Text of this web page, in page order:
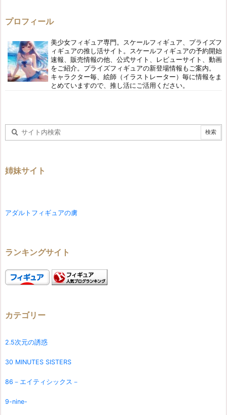
プロフィール
美少女フィギュア専門。スケールフィギュア、プライズフ
ィギュアの推し活サイト。スケールフィギュアの予約開始
速報、販売情報の他、公式サイト、レビューサイト、動画
をご紹介。プライズフィギュアの新登場情報もご案内。
キャラクター毎、絵師（イラストレーター）毎に情報をま
とめていますので、推し活にご活用ください。
姉妹サイト
アダルトフィギュアの虜
ランキングサイト
カテゴリー
2.5次元の誘惑
30 MINUTES SISTERS
86－エイティシックス－
9-nine-